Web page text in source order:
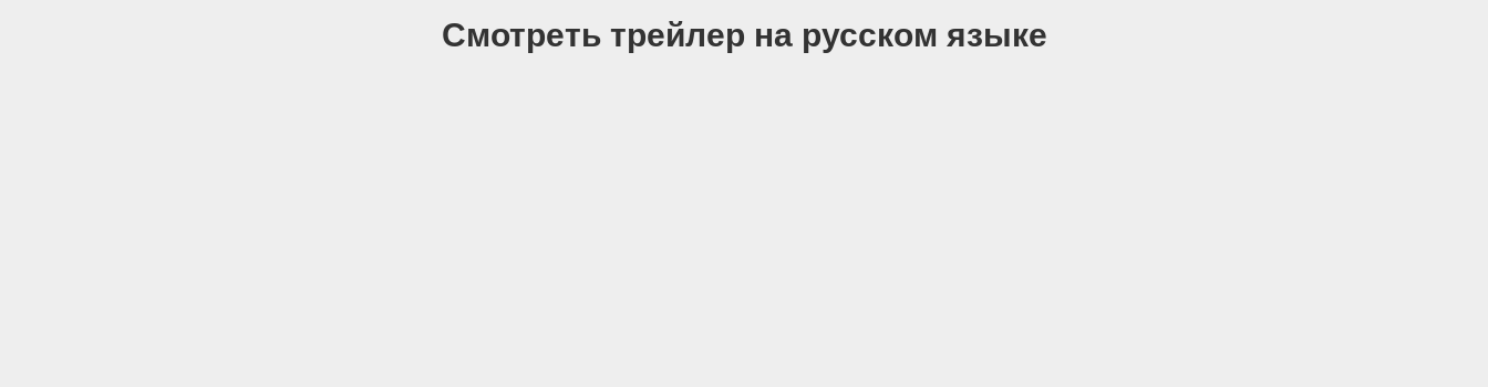
Смотреть трейлер на русском языке